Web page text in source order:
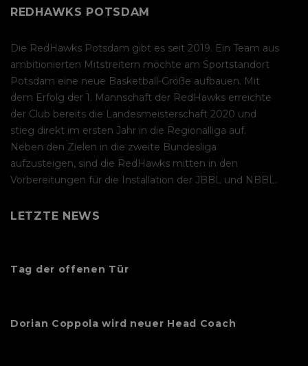
REDHAWKS POTSDAM
Die RedHawks Potsdam gibt es seit 2019. Ein Team aus
ambitionierten Mitstreitern möchte am Sportstandort
Potsdam eine neue Basketball-Größe aufbauen. Mit
dem Erfolg der 1. Mannschaft der RedHawks erreichte
der Club bereits die Landesmeisterschaft 2020 und
stieg direkt im ersten Jahr in die Regionalliga auf.
Neben den Zielen in die zweite Bundesliga
aufzusteigen, sind die RedHawks mitten in den
Vorbereitungen für die Installation der JBBL und NBBL.
LETZTE NEWS
Tag der offenen Tür
Dorian Coppola wird neuer Head Coach